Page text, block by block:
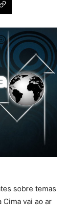
sobre temas
Cima vai ao ar